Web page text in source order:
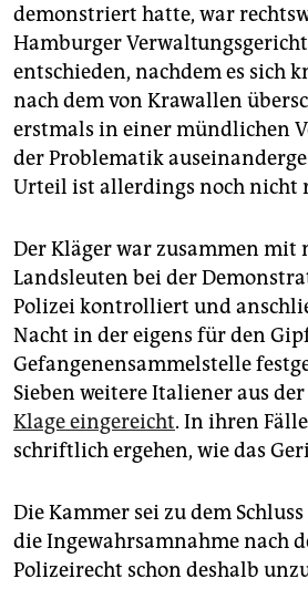
unterstützen
abo
genossenschaft
epaper login
demonstriert hatte, war
Hamburger
entschieden, nachdem es sich
nach dem von Krawallen
erstmals in einer mündlichen
der Problematik
Urteil ist allerdings noch nicht
Der Kläger war zusammen mit
Landsleuten bei der
Polizei kontrolliert und
Nacht in der eigens für den
Gefangenensammelstelle
Sieben weitere Italiener aus
Klage eingereicht. In ihren
schriftlich ergehen, wie das
Die Kammer sei zu dem
die Ingewahrsamnahme nach
Polizeirecht schon deshalb